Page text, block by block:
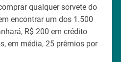
qualquer sorvete do
encontrar um dos 1.500
R$ 200 em crédito
em média, 25 prêmios por